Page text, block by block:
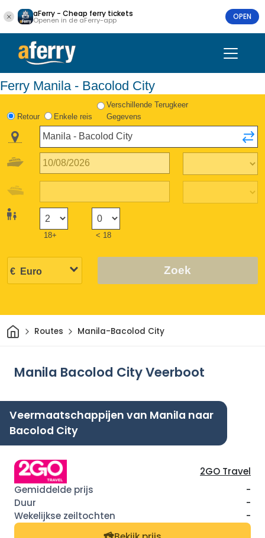
aFerry - Cheap ferry tickets
Openen in de aFerry-app OPEN
Ferry Manila - Bacolod City
Retour Enkele reis
Verschillende Terugkeer
Gegevens
18+ < 18
Zoek
ThuisRoutes Manila-Bacolod City
Manila Bacolod City Veerboot
Veermaatschappijen van Manila naar
Bacolod City
2GO Travel
-
-
-